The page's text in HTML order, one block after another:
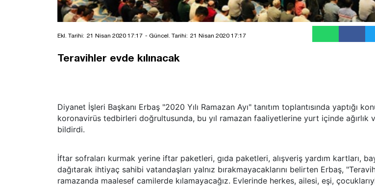
Ekl. Tarihi: 21 Nisan 2020 17:17 - Güncel. Tarihi: 21 Nisan 2020 17:17
Teravihler evde kılınacak
Diyanet İşleri Başkanı Erbaş "2020 Yılı Ramazan Ayı" tanıtım toplantısında yaptığı
koronavirüs tedbirleri doğrultusunda, bu yıl ramazan faaliyetlerine yurt içinde ağırlık
bildirdi.
İftar sofraları kurmak yerine iftar paketleri, gıda paketleri, alışveriş yardım kartları,
dağıtarak ihtiyaç sahibi vatandaşları yalnız bırakmayacaklarını belirten Erbaş,
ramazanda maalesef camilerde kılamayacağız. Evlerinde herkes, ailesi, eşi,